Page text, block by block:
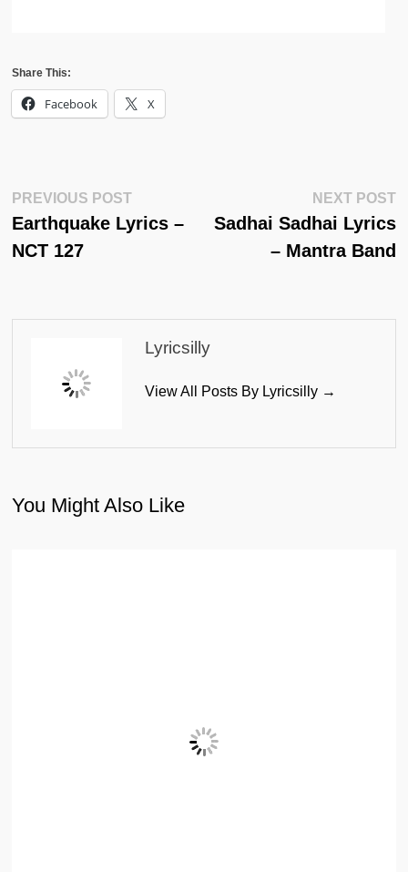
Share This:
Facebook X
Post
Navigation
PREVIOUS POSTPrevious
Post:
Earthquake Lyrics –
NCT 127
NEXT POST
Sadhai Sadhai Lyrics
– Mantra Band
Lyricsilly
View All Posts By Lyricsilly →
You Might Also Like